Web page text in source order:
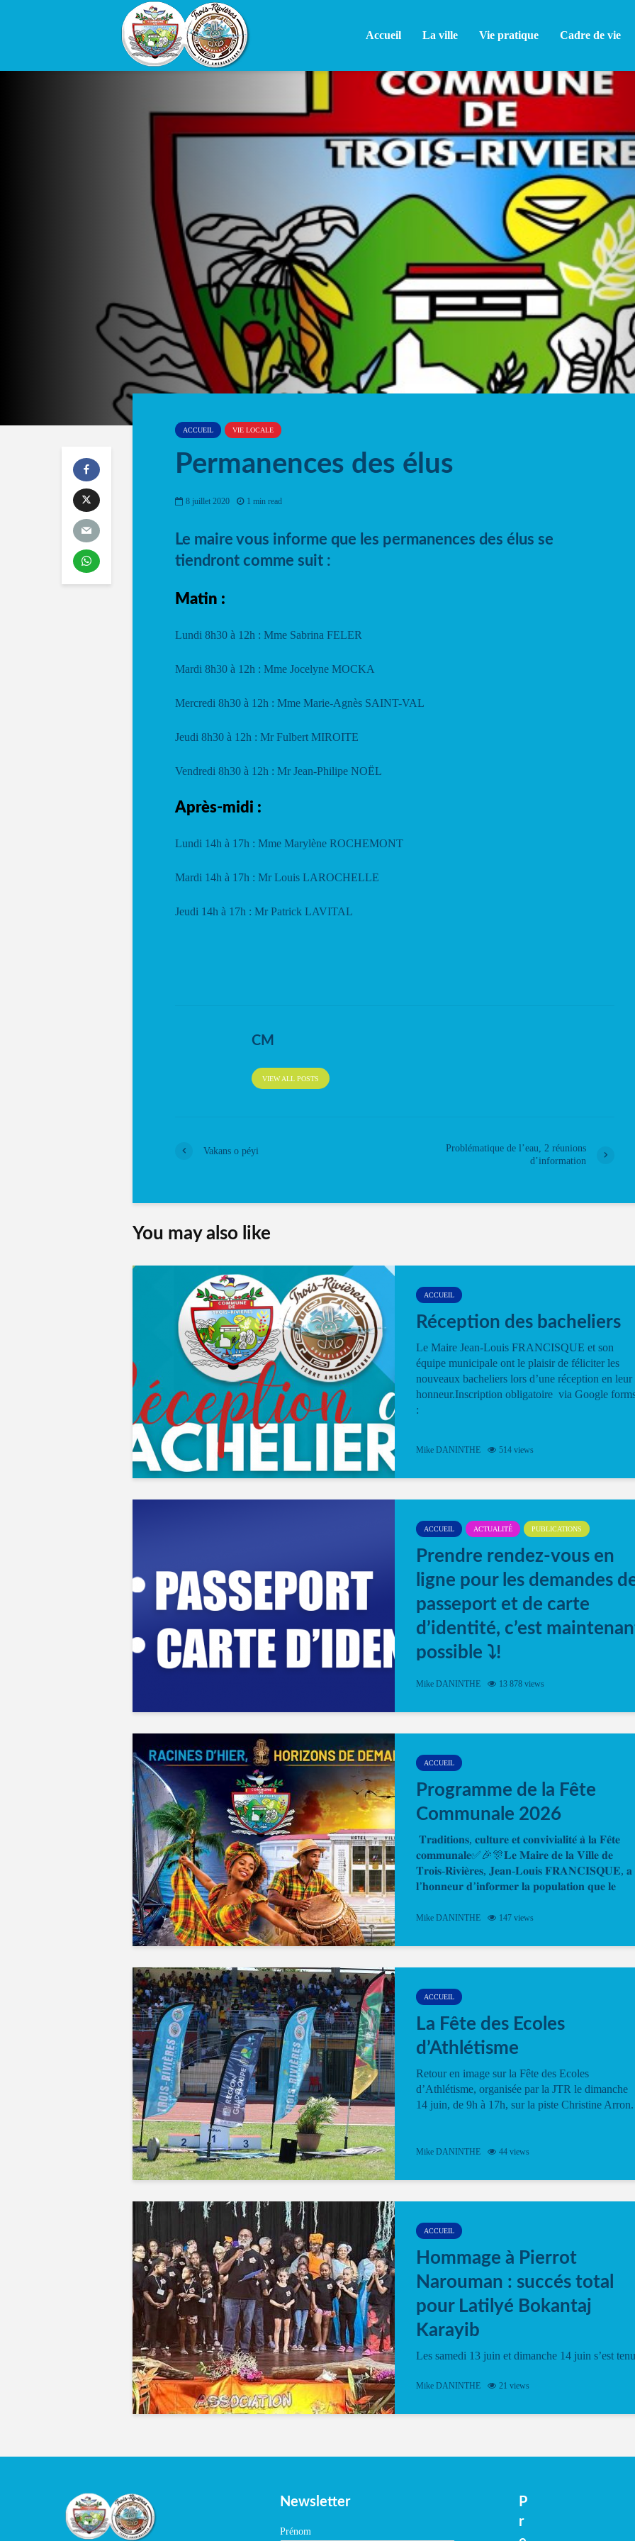
Accueil La ville Vie pratique Cadre de vie
ACCUEIL VIE LOCALE
Permanences des élus
8 juillet 2020 1 min read
Le maire vous informe que les permanences des élus se
tiendront comme suit :
Matin :
Lundi 8h30 à 12h : Mme Sabrina FELER
Mardi 8h30 à 12h : Mme Jocelyne MOCKA
Mercredi 8h30 à 12h : Mme Marie-Agnès SAINT-VAL
Jeudi 8h30 à 12h : Mr Fulbert MIROITE
Vendredi 8h30 à 12h : Mr Jean-Philipe NOËL
Après-midi :
Lundi 14h à 17h : Mme Marylène ROCHEMONT
Mardi 14h à 17h : Mr Louis LAROCHELLE
Jeudi 14h à 17h : Mr Patrick LAVITAL
CM
VIEW ALL POSTS
Vakans o péyi
Problématique de l’eau, 2 réunions
d’information
You may also like
ACCUEIL
Réception des bacheliers
Le Maire Jean-Louis FRANCISQUE et son
équipe municipale ont le plaisir de féliciter les
nouveaux bacheliers lors d’une réception en leur
honneur.Inscription obligatoire via Google
:
Mike DANINTHE 514 views
ACCUEIL ACTUALITÉ PUBLICATIONS
Prendre rendez-vous en
ligne pour les demandes
passeport et de carte
d’identité, c’est
possible ⤵️!
Désormais, il est possible de prendre rendez-
Mike DANINTHE 13 878 views
ACCUEIL
Programme de la Fête
Communale 2026
𝐓𝐫𝐚𝐝𝐢𝐭𝐢𝐨𝐧𝐬, 𝐜𝐮𝐥𝐭𝐮𝐫𝐞 𝐞𝐭 𝐜𝐨𝐧𝐯𝐢𝐯𝐢𝐚𝐥𝐢𝐭𝐞́ 𝐚̀ 𝐥𝐚 𝐅𝐞̂𝐭𝐞
𝐜𝐨𝐦𝐦𝐮𝐧𝐚𝐥𝐞✅🎉🎊𝐋𝐞 𝐌𝐚𝐢𝐫𝐞 𝐝𝐞 𝐥𝐚 𝐕𝐢𝐥𝐥𝐞 𝐝𝐞
𝐓𝐫𝐨𝐢𝐬-𝐑𝐢𝐯𝐢𝐞̀𝐫𝐞𝐬, 𝐉𝐞𝐚𝐧-𝐋𝐨𝐮𝐢𝐬 𝐅𝐑𝐀𝐍𝐂𝐈𝐒𝐐𝐔𝐄, 𝐚
𝐥’𝐡𝐨𝐧𝐧𝐞𝐮𝐫 𝐝’𝐢𝐧𝐟𝐨𝐫𝐦𝐞𝐫 𝐥𝐚 𝐩𝐨𝐩𝐮𝐥𝐚𝐭𝐢𝐨𝐧 𝐪𝐮𝐞 𝐥𝐞
Mike DANINTHE 147 views
ACCUEIL
La Fête des Ecoles
d’Athlétisme
Retour en image sur la Fête des Ecoles
d’Athlétisme, organisée par la JTR le dimanche
14 juin, de 9h à 17h, sur la piste Christine Arron.
Mike DANINTHE 44 views
ACCUEIL
Hommage à Pierrot
Narouman : succés total
pour Latilyé Bokantaj
Karayib
Les samedi 13 juin et dimanche 14 juin s’est tenu
vibrant à Pierrot Narouman, organisé par
spectacle de fin d’année, présenté à la salle...
Mike DANINTHE 21 views
Newsletter
Prénom
P
r